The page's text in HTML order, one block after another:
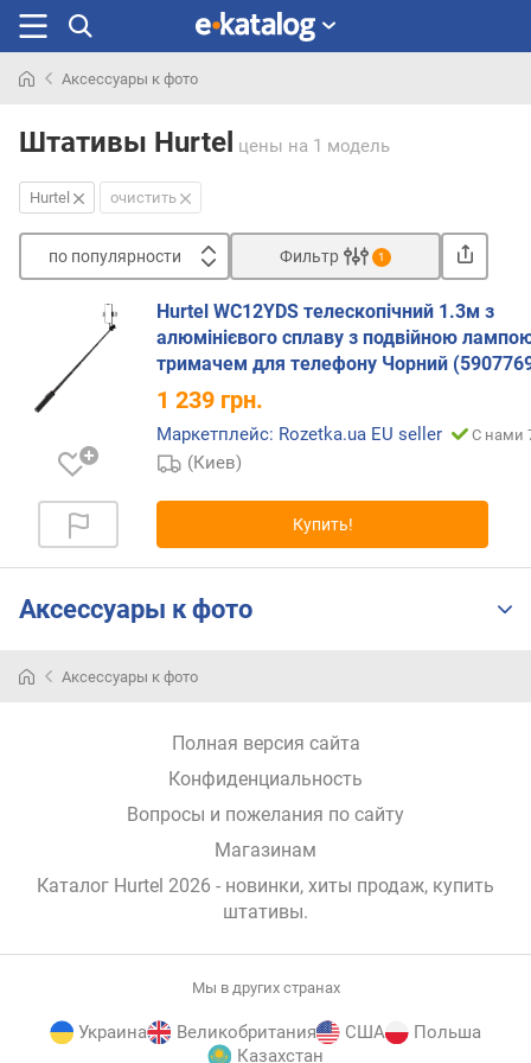
раньше
Аксессуары к фото
Штативы Hurtel цены на 1 модель
Hurtel очистить
по популярности
п
о
у
л
я
н
с
х
д
о
г
Фильтр 1
Hurtel WC12YDS телескопічний 1.3м з
алюмінієвого сплаву з подвійною
тримачем для телефону Чорний
1 239 грн.
Маркетплейс: Rozetka.ua EU seller С нами
(Киев)
Купить!
Аксессуары к фото
Аксессуары к фото
Полная версия сайта
Конфиденциальность
Вопросы и пожелания по сайту
Магазинам
Каталог Hurtel 2026 - новинки, хиты продаж, купить
штативы.
Мы в других странах
Украина Великобритания США
Польша
Казахстан